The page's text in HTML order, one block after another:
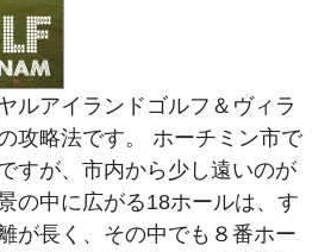
ルアイランドゴルフ＆ヴィラ
攻略法です。 ホーチミン市で
すが、市内から少し遠いのが
の中に広がる18ホールは、す
が長く、その中でも８番ホー